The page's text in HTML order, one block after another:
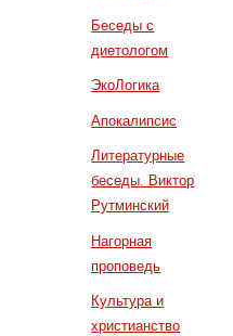
Беседы с
диетологом
ЭкоЛогика
Апокалипсис
Литературные
беседы. Виктор
Рутминский
Нагорная
проповедь
Культура и
христианство